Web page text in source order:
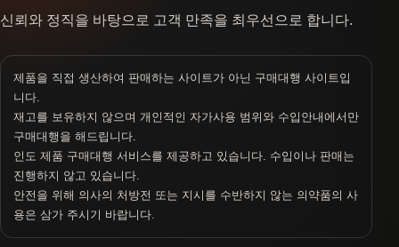
신뢰와 정직을 바탕으로 고객 만족을 최우선으로 합니다.
제품을 직접 생산하여 판매하는 사이트가 아닌 구매대행 사이트입
니다.
재고를 보유하지 않으며 개인적인 자가사용 범위와 수입안내에서만
구매대행을 해드립니다.
인도 제품 구매대행 서비스를 제공하고 있습니다. 수입이나 판매는
진행하지 않고 있습니다.
안전을 위해 의사의 처방전 또는 지시를 수반하지 않는 의약품의 사
용은 삼가 주시기 바랍니다.